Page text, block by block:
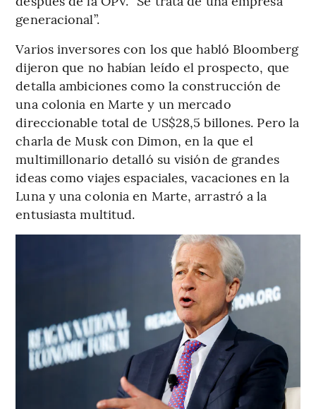
generacional”.
Varios inversores con los que habló Bloomberg
dijeron que no habían leído el prospecto, que
detalla ambiciones como la construcción de
una colonia en Marte y un mercado
direccionable total de US$28,5 billones. Pero la
charla de Musk con Dimon, en la que el
multimillonario detalló su visión de grandes
ideas como viajes espaciales, vacaciones en la
Luna y una colonia en Marte, arrastró a la
entusiasta multitud.